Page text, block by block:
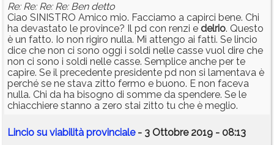
Re: Re: Re: Re: Ben detto
Ciao SINISTRO Amico mio. Facciamo a capirci bene. Chi
ha devastato le province? Il pd con renzi e delrio. Questo
è un fatto. Io non rigiro nulla. Mi attengo ai fatti. Se lincio
dice che non ci sono oggi i soldi nelle casse vuol dire che
non ci sono i soldi nelle casse. Semplice anche per te
capire. Se il precedente presidente pd non si lamentava è
perché se ne stava zitto fermo e buono. E non faceva
nulla. Chi da ha bisogno di somme da spendere. Se le
chiacchiere stanno a zero stai zitto tu che è meglio.
Lincio su viabilità provinciale- 3 Ottobre 2019 - 08:13